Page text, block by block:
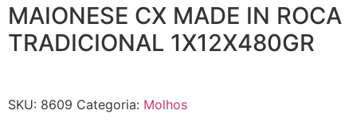
MAIONESE CX MADE IN ROCA
TRADICIONAL 1X12X480GR
SKU: 8609 Categoria: Molhos